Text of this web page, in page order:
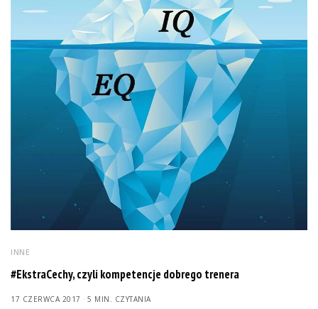
INNE
#EkstraCechy, czyli kompetencje dobrego trenera
17 CZERWCA 2017 5 MIN. CZYTANIA